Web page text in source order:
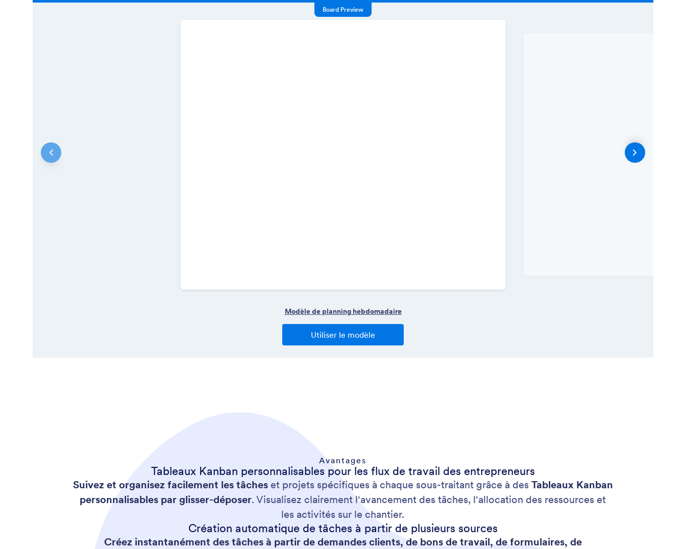
Avantages
Tableaux Kanban personnalisables pour les flux de travail des entrepreneurs
Suivez et organisez facilement les tâcheset projets spécifiques à chaque sous-traitant grâce à desTableaux Kanban
personnalisables par glisser-déposer. Visualisez clairement l'avancement des tâches, l'allocation des ressources et
les activités sur le chantier.
Création automatique de tâches à partir de plusieurs sources
Créez instantanément des tâches à partir de demandes clients, de bons de travail, de formulaires, de